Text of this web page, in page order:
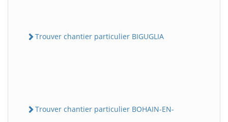
Trouver chantier particulier BIGUGLIA
Trouver chantier particulier BOHAIN-EN-